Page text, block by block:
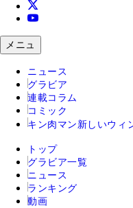
メニュ
ニュース
グラビア
連載コラム
コミック
キン肉マン 新しいウィ
トップ
グラビア一覧
ニュース
ランキング
動画